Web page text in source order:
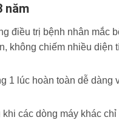
năm
điều trị bệnh nhân mắc
không chiếm nhiều diện
1 lúc hoàn toàn dễ dàng
các dòng máy khác